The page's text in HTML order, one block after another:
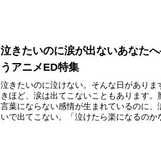
泣きたいのに涙が出ないあなた
うアニメED特集
泣きたいのに泣けない。そんな日がありま
きほど、涙は出てこないこともあります。
言葉にならない感情が生まれているのに、
いで出てこない。「泣けたら楽になるのか